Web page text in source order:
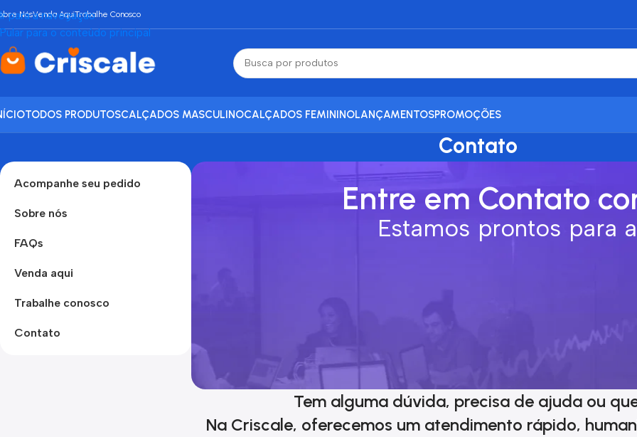
Ir para a navegação
Pular para o conteúdo principal
NósVenda AquiTrabalhe Conosco
TODOS PRODUTOSCALÇADOS MASCULINOCALÇADOS FEMININOLANÇAMENTOSPROMOÇÕES
Contato
Acompanhe seu pedido
Sobre nós
FAQs
Venda aqui
Trabalhe conosco
Contato
Entre em Contato
Estamos prontos para
Tem alguma dúvida, precisa de ajuda ou
Na Criscale, oferecemos um atendimento rápido,